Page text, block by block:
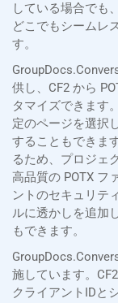
している場合でも
どこでもシームレ
す。
供し、CF2 から
タマイズできます
定のページを選択
することもできま
るため、プロジェ
高品質の POTX フ
ントのセキュリテ
ルに透かしを追加
もできます。
施しています。
クライアントIDと